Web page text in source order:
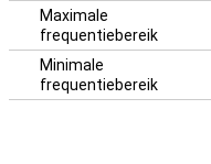
Maximale
frequentiebereik
Minimale
frequentiebereik